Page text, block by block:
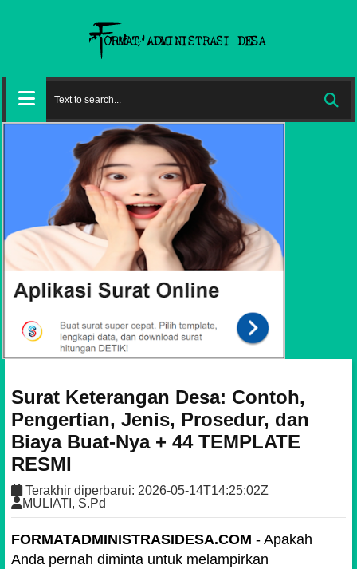
Surat Keterangan Desa: Contoh,
Pengertian, Jenis, Prosedur, dan
Biaya Buat-Nya + 44 TEMPLATE
RESMI
Terakhir diperbarui: 2026-05-14T14:25:02Z
MULIATI, S.Pd
FORMATADMINISTRASIDESA.COM - Apakah
Anda pernah diminta untuk melampirkan